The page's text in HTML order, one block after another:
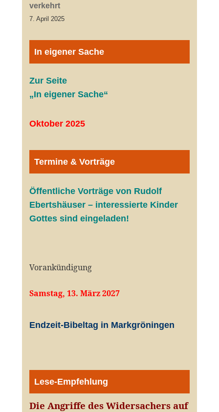
verkehrt
7. April 2025
In eigener Sache
Zur Seite
„In eigener Sache“
Oktober 2025
Termine & Vorträge
Öffentliche Vorträge von Rudolf
Ebertshäuser – interessierte Kinder
Gottes sind eingeladen!
Vorankündigung
Samstag, 13. März 2027
Endzeit-Bibeltag in Markgröningen
Lese-Empfehlung
Die Angriffe des Widersachers auf